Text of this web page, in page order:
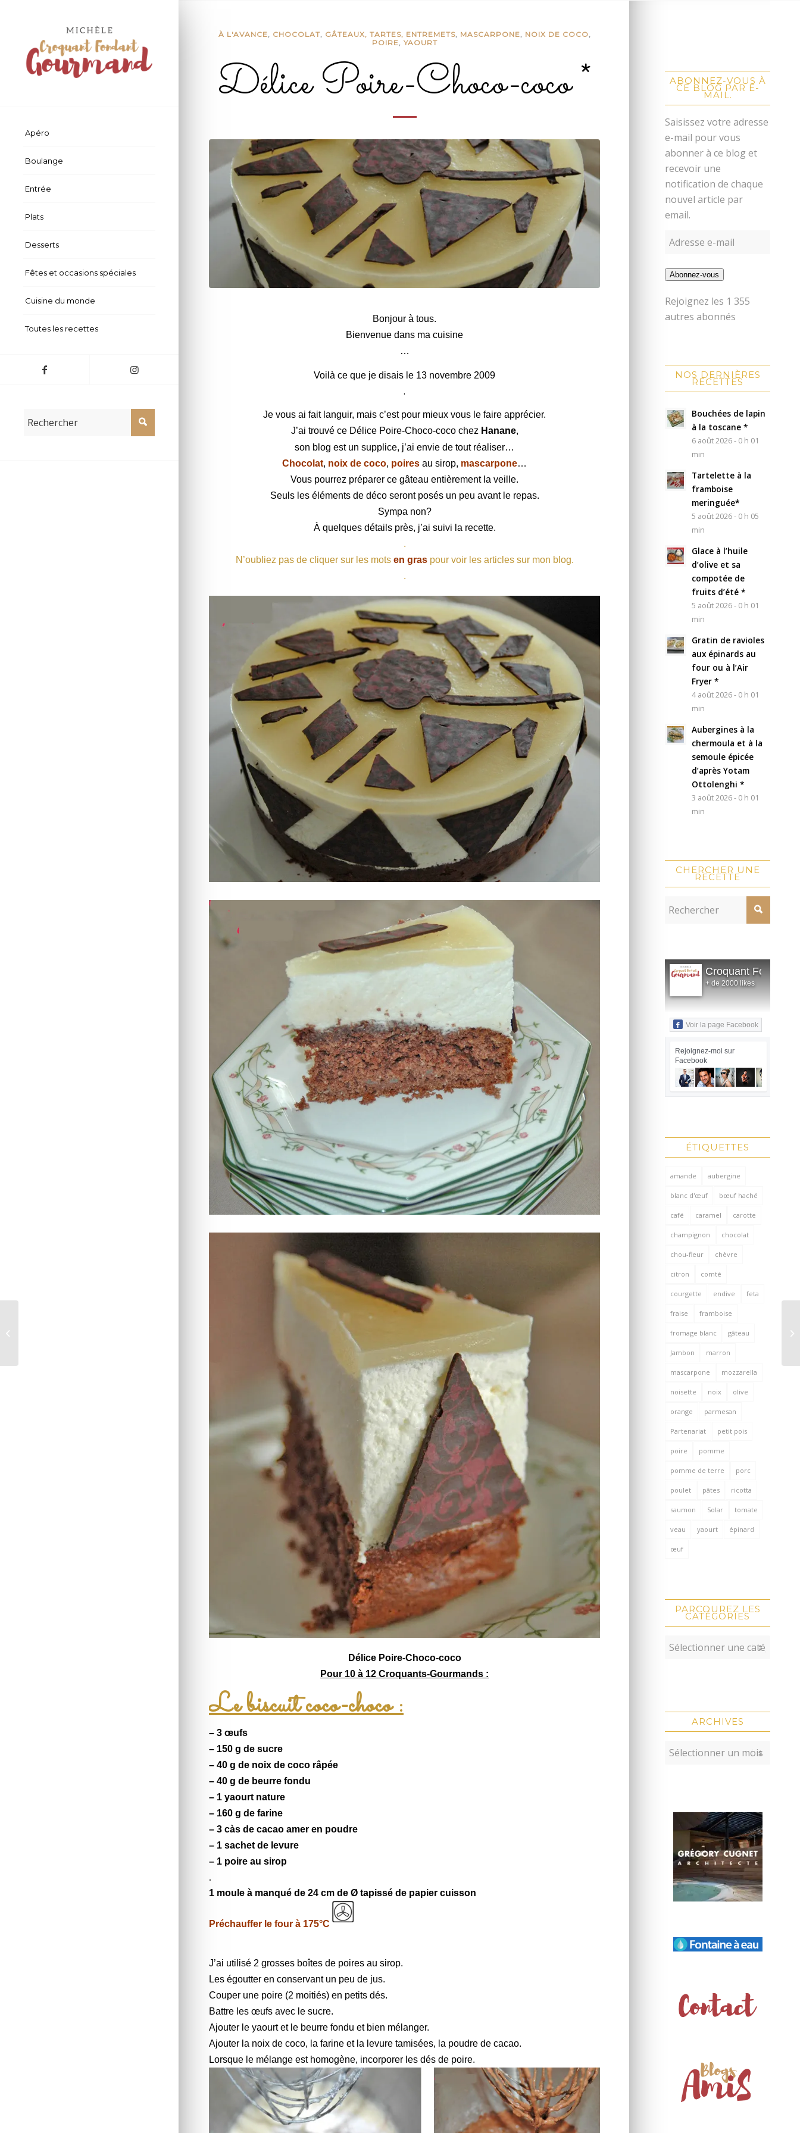
Apéro
Boulange
Entrée
Plats
Desserts
Fêtes et occasions spéciales
Cuisine du monde
Toutes les recettes
À L'AVANCE, CHOCOLAT, GÂTEAUX, TARTES, ENTREMETS, MASCARPONE, NOIX DE COCO,
POIRE,YAOURT
Délice Poire-Choco-coco *
Bonjour à tous.
Bienvenue dans ma cuisine
…
Voilà ce que je disais le 13 novembre 2009
.
Je vous ai fait languir, mais c’est pour mieux vous le faire apprécier.
J’ai trouvé ce Délice Poire-Choco-coco chez Hanane,
son blog est un supplice, j’ai envie de tout réaliser…
Chocolat, noix de coco, poires au sirop, mascarpone…
Vous pourrez préparer cegâteau entièrement la veille.
Seuls les éléments de déco seront posés un peu avant le repas.
Sympa non?
À quelques détails près, j’ai suivi la recette.
.
N’oubliez pas de cliquer sur les mots en graspour voir les articles sur mon blog.
.
Délice Poire-Choco-coco
Pour 10 à 12 Croquants-Gourmands :
Le biscuit coco-choco :
– 3 œufs
– 150 g de sucre
– 40 g de noix de coco râpée
– 40 g de beurre fondu
– 1 yaourt nature
– 160 g de farine
– 3 càs de cacao amer en poudre
– 1 sachet de levure
– 1 poire au sirop
.
1 moule à manqué de 24 cm de Ø tapissé de papier cuisson
Préchauffer le four à 175°C
J’ai utilisé 2 grosses boîtes de poires au sirop.
Les égoutter en conservant un peu de jus.
Couper une poire (2 moitiés) en petits dés.
Battre les œufs avec le sucre.
Ajouter le yaourt et le beurre fondu et bien mélanger.
Ajouter la noix de coco, la farine et la levure tamisées, la poudre de cacao.
Lorsque le mélange est homogène, incorporer les dés de poire.
ABONNEZ-VOUS À
CE BLOG PAR E-
MAIL.
Saisissez votre adresse
e-mail pour vous
abonner à ce blog et
recevoir une
notification de chaque
nouvel article par
email.
Abonnez-vous
Rejoignez les 1 355
autres abonnés
NOS DERNIÈRES
RECETTES
Bouchées de lapin
à la toscane *
6 août 2026 - 0 h 01
min
Tartelette à la
framboise
meringuée*
5 août 2026 - 0 h 05
min
Glace à l’huile
d’olive et sa
compotée de
fruits d’été *
5 août 2026 - 0 h 01
min
Gratin de ravioles
aux épinards au
four ou à l’Air
Fryer *
4 août 2026 - 0 h 01
min
Aubergines à la
chermoula et à la
semoule épicée
d’après Yotam
Ottolenghi *
3 août 2026 - 0 h 01
min
CHERCHER UNE
RECETTE
Croquant Fondant
+ de 2000 likes
Voir la page Facebook
Rejoignez-moi sur
Facebook
ÉTIQUETTES
amande aubergine
blanc d'œuf bœuf haché
café caramel carotte
champignon chocolat
chou-fleur chèvre
citron comté
courgette endive feta
fraise framboise
fromage blanc gâteau
Jambon marron
mascarpone mozzarella
noisette noix olive
orange parmesan
Partenariat petit pois
poire pomme
pomme de terre porc
poulet pâtes ricotta
saumon Solar tomate
veau yaourt épinard
œuf
PARCOUREZ LES
CATÉGORIES
ARCHIVES